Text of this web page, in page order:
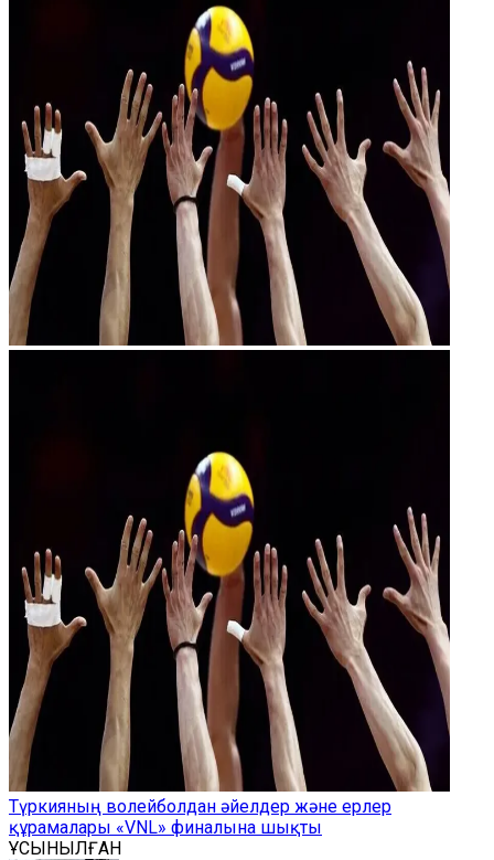
Түркияның волейболдан әйелдер және ерлер
құрамалары «VNL» финалына шықты
ҰСЫНЫЛҒАН